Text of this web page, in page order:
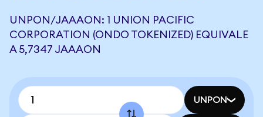
UNPON/JAAAON: 1 UNION PACIFIC
CORPORATION (ONDO TOKENIZED) EQUIVALE
A 5,7347 JAAAON
UNPON